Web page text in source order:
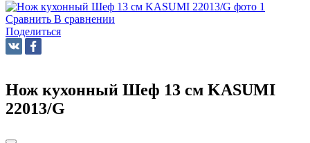
Сравнить В сравнении
Поделиться
Нож кухонный Шеф 13 см KASUMI
22013/G